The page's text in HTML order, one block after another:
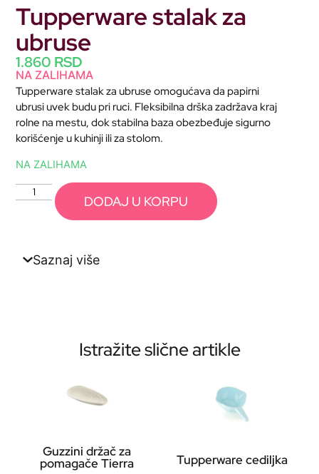
Tupperware stalak za
ubruse
1.860 RSD
NA ZALIHAMA
Tupperware stalak za ubruse omogućava da papirni
ubrusi uvek budu pri ruci. Fleksibilna drška zadržava kraj
rolne na mestu, dok stabilna baza obezbeđuje sigurno
korišćenje u kuhinji ili za stolom.
NA ZALIHAMA
DODAJ U KORPU
Saznaj više
Istražite slične artikle
Guzzini držač za
pomagače Tierra
Tupperware cediljka